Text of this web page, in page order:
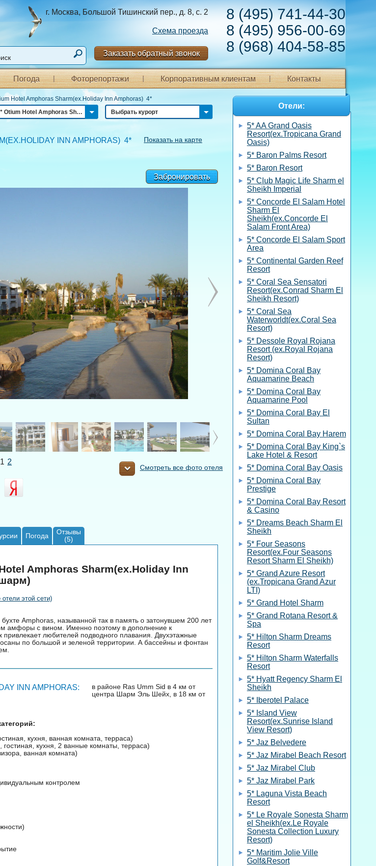
8 (495) 741-44-30
8 (495) 956-00-69
8 (968) 404-58-85
г. Москва, Большой Тишинский пер., д. 8, с. 2
Схема проезда
Заказать обратный звонок
Погода Фоторепортажи Корпоративным клиентам Контакты
Hotel Amphoras Sharm(ex.Holiday Inn Amphoras) 4*
4* Otium Hotel Amphoras Sharm(ex.Holiday Inn Amphoras) Выбрать курорт
INN AMPHORAS) 4*
Показать на карте
Забронировать
Смотреть все фото отеля
1 2
Погода
Отзывы
(5)
Amphoras Sharm(ex.Holiday Inn
отели этой сети)
Amphoras, называнной так в память о затонувшем 200 лет
амфоры с вином. Именно поэтому в дополнение к
привлекает любителей подводного плавания. Двухэтажные
по большой и зеленой территории. А бассейны и фонтан
INN AMPHORAS:
в районе Ras Umm Sid в 4 км от
центра Шарм Эль Шейх, в 18 км от
кухня, ванная комната, терраса)
кухня, 2 ванные комнаты, терраса)
ванная комната)
контролем
Отели:
5* AA Grand Oasis
Resort(ex.Tropicana Grand
Oasis)
5* Baron Palms Resort
5* Baron Resort
5* Club Magic Life Sharm el
Sheikh Imperial
5* Concorde El Salam Hotel
Sharm El
Sheikh(ex.Concorde El
Salam Front Area)
5* Concorde El Salam Sport
Area
5* Continental Garden Reef
Resort
5* Coral Sea Sensatori
Resort(ex.Conrad Sharm El
Sheikh Resort)
5* Coral Sea
Waterworldt(ex.Coral Sea
Resort)
5* Dessole Royal Rojana
Resort (ex.Royal Rojana
Resort)
5* Domina Coral Bay
Aquamarine Beach
5* Domina Coral Bay
Aquamarine Pool
5* Domina Coral Bay El
Sultan
5* Domina Coral Bay Harem
5* Domina Coral Bay King`s
Lake Hotel & Resort
5* Domina Coral Bay Oasis
5* Domina Coral Bay
Prestige
5* Domina Coral Bay Resort
& Casino
5* Dreams Beach Sharm El
Sheikh
5* Four Seasons
Resort(ex.Four Seasons
Resort Sharm El Sheikh)
5* Grand Azure Resort
(ex.Tropicana Grand Azur
LTI)
5* Grand Hotel Sharm
5* Grand Rotana Resort &
Spa
5* Hilton Sharm Dreams
Resort
5* Hilton Sharm Waterfalls
Resort
5* Hyatt Regency Sharm El
Sheikh
5* Iberotel Palace
5* Island View
Resort(ex.Sunrise Island
View Resort)
5* Jaz Belvedere
5* Jaz Mirabel Beach Resort
5* Jaz Mirabel Club
5* Jaz Mirabel Park
5* Laguna Vista Beach
Resort
5* Le Royale Sonesta Sharm
el Sheikh(ex.Le Royale
Sonesta Collection Luxury
Resort)
5* Maritim Jolie Ville
Golf&Resort